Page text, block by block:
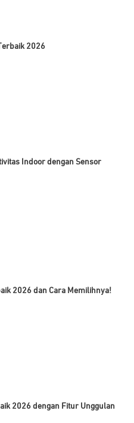
2026
Indoor dengan Sensor
2026 dan Cara Memilihnya!
2026 dengan Fitur Unggulan